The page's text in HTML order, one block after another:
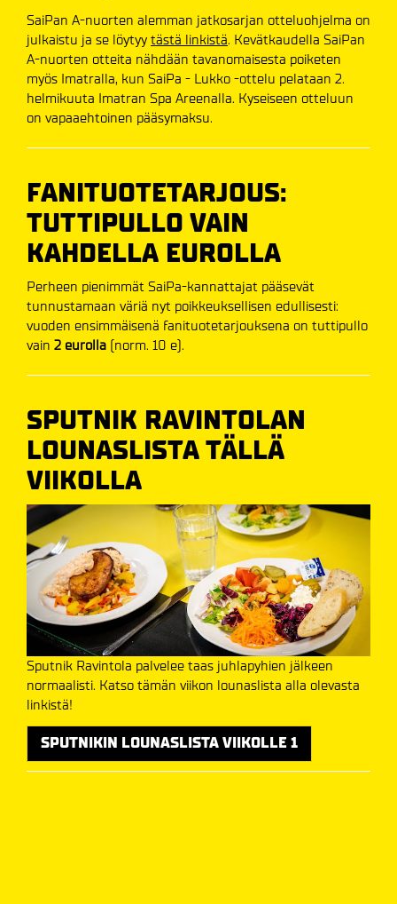
SaiPan A-nuorten alemman jatkosarjan otteluohjelma on
julkaistu ja se löytyy tästä linkistä. Kevätkaudella SaiPan
A-nuorten otteita nähdään tavanomaisesta poiketen
myös Imatralla, kun SaiPa - Lukko -ottelu pelataan 2.
helmikuuta Imatran Spa Areenalla. Kyseiseen otteluun
on vapaaehtoinen pääsymaksu.
FANITUOTETARJOUS:
TUTTIPULLO VAIN
KAHDELLA EUROLLA
Perheen pienimmät SaiPa-kannattajat pääsevät
tunnustamaan väriä nyt poikkeuksellisen edullisesti:
vuoden ensimmäisenä fanituotetarjouksena on tuttipullo
vain 2 eurolla (norm. 10 e).
SPUTNIK RAVINTOLAN
LOUNASLISTA TÄLLÄ
VIIKOLLA
Sputnik Ravintola palvelee taas juhlapyhien jälkeen
normaalisti. Katso tämän viikon lounaslista alla olevasta
linkistä!
SPUTNIKIN LOUNASLISTA VIIKOLLE 1